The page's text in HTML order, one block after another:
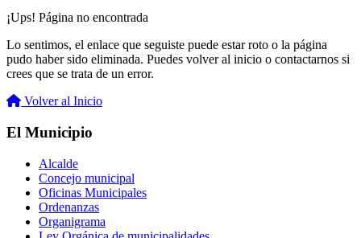
¡Ups! Página no encontrada
Lo sentimos, el enlace que seguiste puede estar roto o la página
pudo haber sido eliminada. Puedes volver al inicio o contactarnos si
crees que se trata de un error.
Volver al Inicio
El Municipio
Alcalde
Concejo municipal
Oficinas Municipales
Ordenanzas
Organigrama